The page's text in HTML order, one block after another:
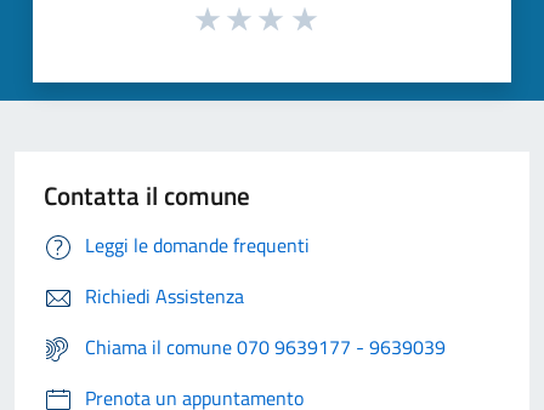
Contatta il comune
Leggi le domande frequenti
Richiedi Assistenza
Chiama il comune 070 9639177 - 9639039
Prenota un appuntamento